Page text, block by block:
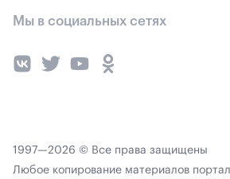
Мы в социальных сетях
1997—2026 © Все права защищены
Любое копирование материалов